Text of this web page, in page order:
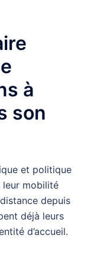
à
son
et politique
leur mobilité
depuis
déjà leurs
d’accueil.